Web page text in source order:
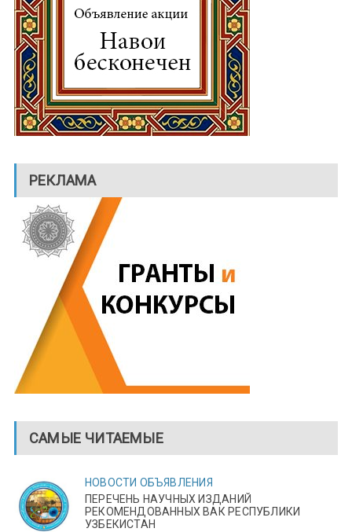
РЕКЛАМА
САМЫЕ ЧИТАЕМЫЕ
НОВОСТИ ОБЪЯВЛЕНИЯ
ПЕРЕЧЕНЬ НАУЧНЫХ ИЗДАНИЙ
РЕКОМЕНДОВАННЫХ ВАК РЕСПУБЛИКИ
УЗБЕКИСТАН